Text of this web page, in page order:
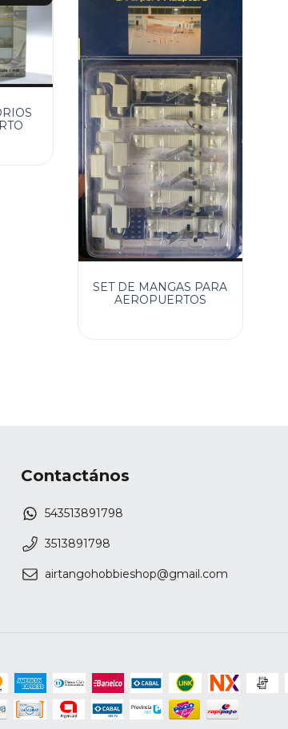
SET DE MANGAS PARA
AEROPUERTOS
Contactános
543513891798
3513891798
airtangohobbieshop@gmail.com